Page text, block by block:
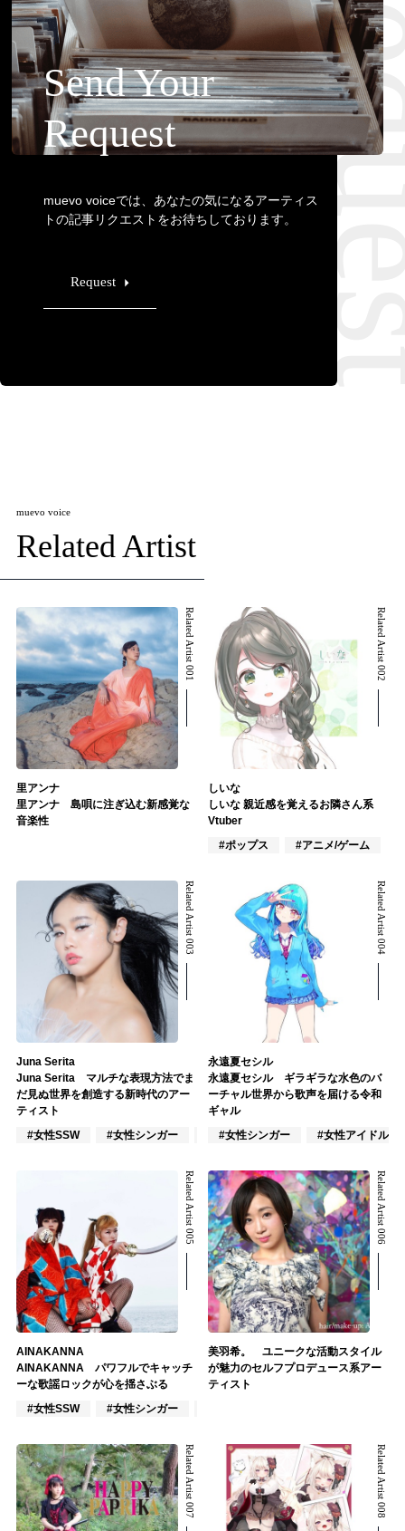
Send Your
Request
muevo voiceでは、あなたの気になるアーティス
トの記事リクエストをお待ちしております。
Request
muevo voice
Related Artist
Related Artist 001
里アンナ
里アンナ 島唄に注ぎ込む新感覚な
音楽性
Related Artist 002
しいな
しいな 親近感を覚えるお隣さん系
Vtuber
#ポップス
#アニメ/ゲーム
Related Artist 003
Juna Serita
Juna Serita マルチな表現方法でま
だ見ぬ世界を創造する新時代のアー
ティスト
#女性SSW
#女性シンガー #インスト
Related Artist 004
永遠夏セシル
永遠夏セシル ギラギラな水色のバ
ーチャル世界から歌声を届ける令和
ギャル
#女性シンガー
#女性アイドル
Related Artist 005
AINAKANNA
AINAKANNA パワフルでキャッチ
ーな歌謡ロックが心を揺さぶる
#女性SSW
#女性シンガー
Related Artist 006
美羽希。 ユニークな活動スタイル
が魅力のセルフプロデュース系アー
ティスト
Related Artist 007 Related Artist 008